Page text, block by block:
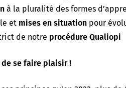
à la pluralité des formes
et mises en situation pour
de notre procédure Qualiopi
de se faire plaisir !